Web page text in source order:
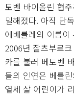
토벤 바이올린 협
밀해졌다. 아직 단
에베를레의 이름
2006년 잘츠부르
카를 불러 베토벤
들의 인연은 베를
열세 살 어린이가